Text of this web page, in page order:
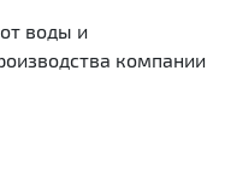
воды и
компании